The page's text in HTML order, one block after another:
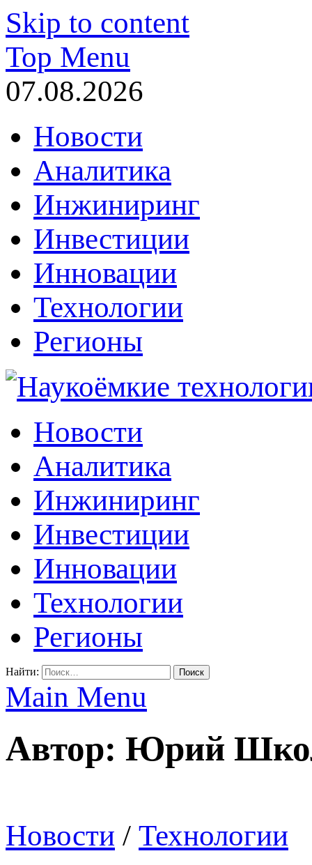
Skip to content
Top Menu
07.08.2026
Новости
Аналитика
Инжиниринг
Инвестиции
Инновации
Технологии
Регионы
Наукоёмкие технологии: инжиниринг, инвестиции, инновации
Новости
Аналитика
Инжиниринг
Инвестиции
Инновации
Технологии
Регионы
Найти:
Main Menu
Автор: Юрий
Новости / Технологии